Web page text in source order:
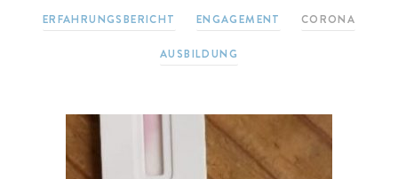
ERFAHRUNGSBERICHT ENGAGEMENT CORONA
AUSBILDUNG